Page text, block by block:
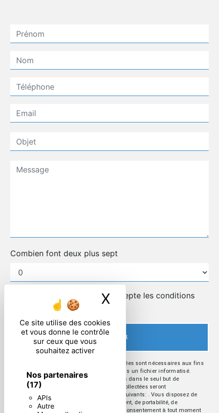
Ce site utilise des cookies
et vous donne le contrôle
sur ceux que vous
souhaitez activer
Nos partenaires
(17)
APIs
Autre
X Masquer le
Combien font deux plus sept
En cochant cette case, j'accepte les conditions
particulières ci-dessous **
ENVOYER
** Les données personnelles communiquées sont nécessaires aux fins
de vous contacter et sont enregistrées dans un fichier informatisé.
Elles sont destinées à et ses sous-traitants dans le seul but de
répondre à votre message. Les données collectées seront
communiquées aux seuls destinataires suivants: . Vous disposez de
droits d’accès, de rectification, d’effacement, de portabilité, de
limitation, d’opposition, de retrait de votre consentement à tout moment